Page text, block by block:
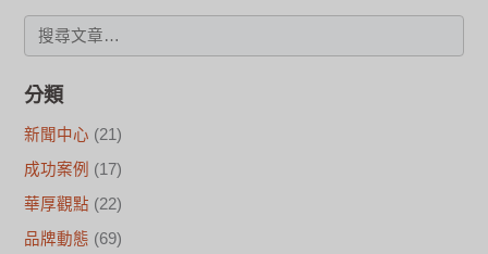
分類
新聞中心 (21)
成功案例 (17)
華厚觀點 (22)
品牌動態 (69)